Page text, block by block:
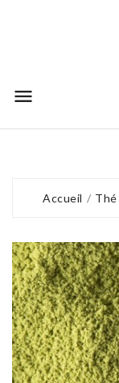

Accueil Thé